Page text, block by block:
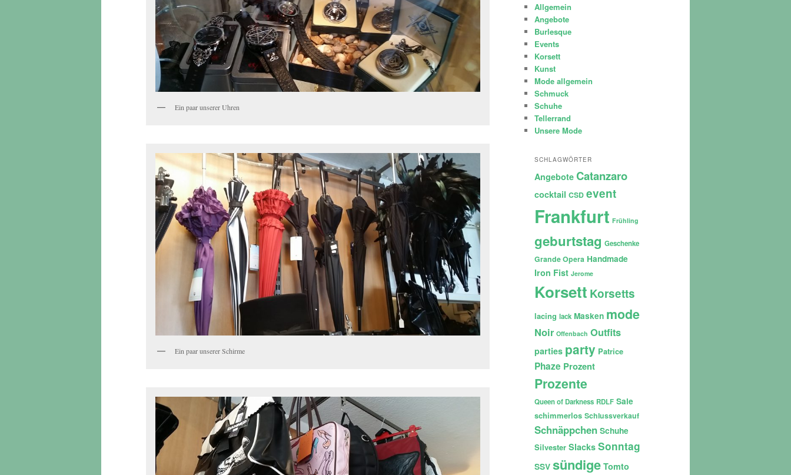
Ein paar unserer Uhren
Ein paar unserer Schirme
Allgemein
Angebote
Burlesque
Events
Korsett
Kunst
Mode allgemein
Schmuck
Schuhe
Tellerrand
Unsere Mode
SCHLAGWÖRTER
Angebote Catanzaro
cocktail CSD event
Frankfurt Frühling
geburtstag Geschenke
Grande Opera Handmade
Iron Fist Jerome
Korsett Korsetts
lacing lack Masken mode
Noir Offenbach Outfits
parties party Patrice
Phaze Prozent
Prozente
Queen of Darkness RDLF Sale
schimmerlos Schlussverkauf
Schnäppchen Schuhe
Silvester Slacks Sonntag
SSV sündige Tomto